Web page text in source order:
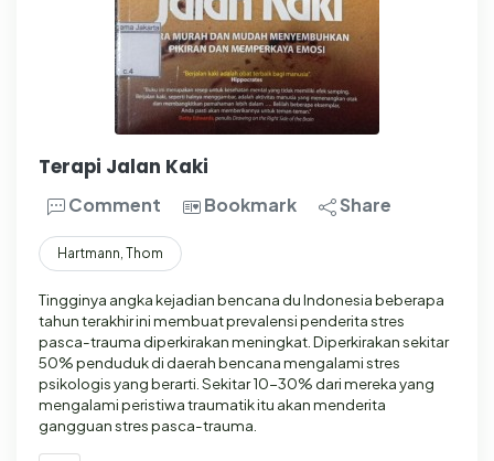
Terapi Jalan Kaki
Comment Bookmark Share
Hartmann, Thom
Tingginya angka kejadian bencana du Indonesia beberapa
tahun terakhir ini membuat prevalensi penderita stres
pasca-trauma diperkirakan meningkat. Diperkirakan sekitar
50% penduduk di daerah bencana mengalami stres
psikologis yang berarti. Sekitar 10-30% dari mereka yang
mengalami peristiwa traumatik itu akan menderita
gangguan stres pasca-trauma.